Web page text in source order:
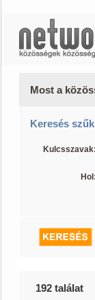
Most a
Keresés
Kulcsszavak:
Hol:
192 találat